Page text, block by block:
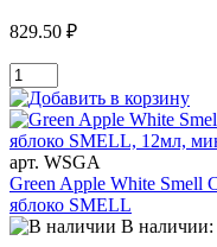
829.50 ₽
арт. WSGA
Green Apple White Smell
яблоко SMELL
В